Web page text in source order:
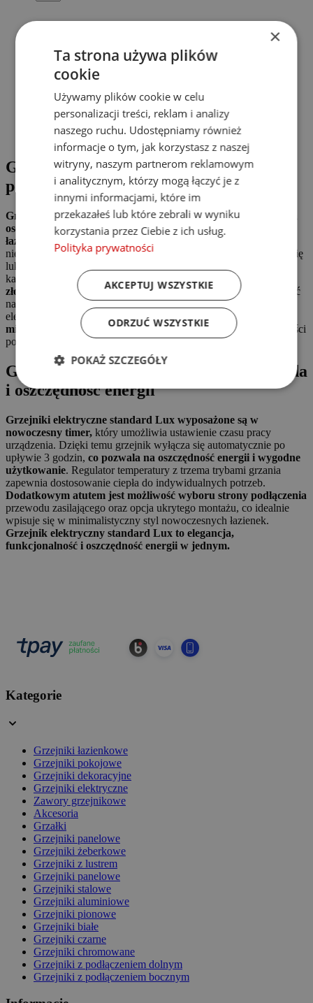
Grzejnik elektryczny standard Lux –
połączenie elegancji i nowoczesności
Grzejnik elektryczny standard Lux to idealne rozwiązanie dla
osób szukających stylowego i funkcjonalnego ogrzewania do
łazienki.
Wykonany z trwałych materiałów, takich jak stal
nierdzewna, pokryty złotą powłoką PVD, ten grzejnik wyróżnia się
luksusowym designem, który podkreśli wyjątkowy charakter
każdego wnętrza.
Lustrzana powierzchnia w ciepłym odcieniu
złota
nie tylko zachwyca wyglądem, ale także gwarantuje trwałość
na długie lata. Dzięki kompaktowej konstrukcji i całkowicie
elektrycznemu zasilaniu
można go zamontować w dowolnym
miejscu z dostępem do gniazdka elektrycznego,
bez konieczności
podłączania do systemu centralnego ogrzewania.
Grzejnik elektryczny z timerem – wygoda
i oszczędność energii
Grzejniki elektryczne standard Lux wyposażone są w
nowoczesny timer, który umożliwia ustawienie czasu pracy
urządzenia. Dzięki temu grzejnik wyłącza się automatycznie po
upływie 3 godzin, co pozwala na oszczędność energii i wygodne
użytkowanie. Regulator temperatury z trzema trybami grzania
zapewnia dostosowanie ciepła do indywidualnych potrzeb.
Dodatkowym atutem jest możliwość wyboru strony podłączenia
przewodu zasilającego oraz opcja ukrytego montażu, co idealnie
wpisuje się w minimalistyczny styl nowoczesnych łazienek.
Grzejnik elektryczny standard Lux to elegancja,
funkcjonalność i oszczędność energii w jednym.
Kategorie
Grzejniki łazienkowe
Grzejniki pokojowe
Grzejniki dekoracyjne
Grzejniki elektryczne
Zawory grzejnikowe
Akcesoria
Grzałki
Grzejniki panelowe
Grzejniki żeberkowe
Grzejniki z lustrem
Grzejniki panelowe
Grzejniki stalowe
Grzejniki aluminiowe
Grzejniki pionowe
Grzejniki białe
Grzejniki czarne
Grzejniki chromowane
Grzejniki z podłączeniem dolnym
Grzejniki z podłączeniem bocznym
×
Ta strona używa plików
cookie
Używamy plików cookie w celu
personalizacji treści, reklam i analizy
naszego ruchu. Udostępniamy również
informacje o tym, jak korzystasz z naszej
witryny, naszym partnerom reklamowym
i analitycznym, którzy mogą łączyć je z
innymi informacjami, które im
przekazałeś lub które zebrali w wyniku
korzystania przez Ciebie z ich usług.
Polityka prywatności
AKCEPTUJ WSZYSTKIE
ODRZUĆ WSZYSTKIE
POKAŻ SZCZEGÓŁY